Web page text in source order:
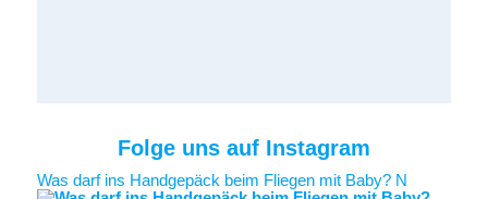
Folge uns auf Instagram
Was darf ins Handgepäck beim Fliegen mit Baby? N